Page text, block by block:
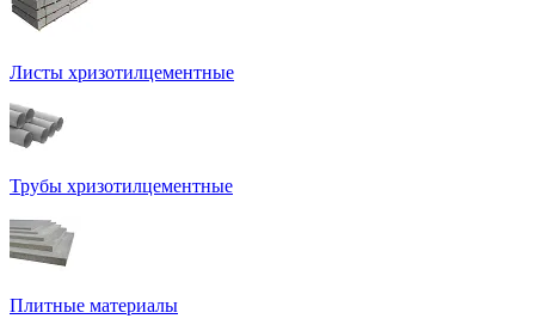
Листы хризотилцементные
Трубы хризотилцементные
Плитные материалы